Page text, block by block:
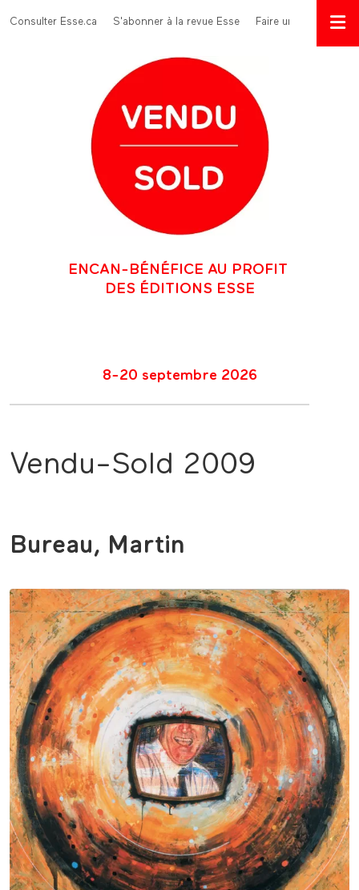
Menu Top
Consulter Esse.ca S'abonner à la revue Esse Faire un don
ENCAN-BÉNÉFICE AU PROFIT
DES ÉDITIONS ESSE
8-20 septembre 2026
Vendu-Sold 2009
Bureau, Martin